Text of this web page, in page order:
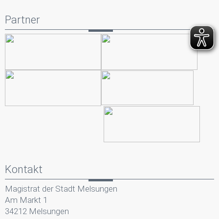
Partner
Kontakt
Magistrat der Stadt Melsungen
Am Markt 1
34212 Melsungen